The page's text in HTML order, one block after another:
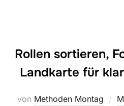
Rollen sortieren,
Landkarte für
von Methoden Montag